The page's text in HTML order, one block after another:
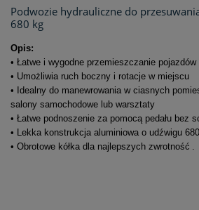
Podwozie hydrauliczne do
680 kg
Opis:
• Łatwe i wygodne przemieszczanie pojazdów
• Umożliwia ruch boczny i rotacje w miejscu
• Idealny do manewrowania w ciasnych
salony samochodowe lub warsztaty
• Łatwe podnoszenie za pomocą pedału bez
• Lekka konstrukcja aluminiowa o udźwigu
• Obrotowe kółka dla najlepszych zwrotność